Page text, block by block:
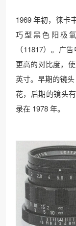
1969 年初，徕卡
巧型黑色阳极
（11817）。广
更高的对比度，
英寸。早期的镜
花，后期的镜头
录在 1978 年。